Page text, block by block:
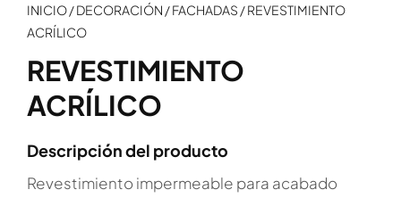
INICIO/DECORACIÓN /FACHADAS /REVESTIMIENTO
ACRÍLICO
REVESTIMIENTO
ACRÍLICO
Descripción del producto
Revestimiento impermeable para acabado